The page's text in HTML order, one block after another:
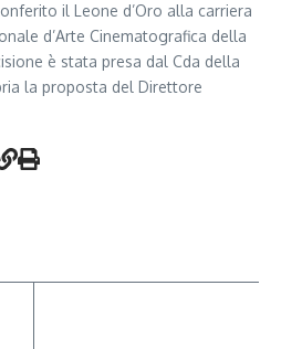
il Leone d’Oro alla carriera
d’Arte Cinematografica della
è stata presa dal Cda della
la proposta del Direttore